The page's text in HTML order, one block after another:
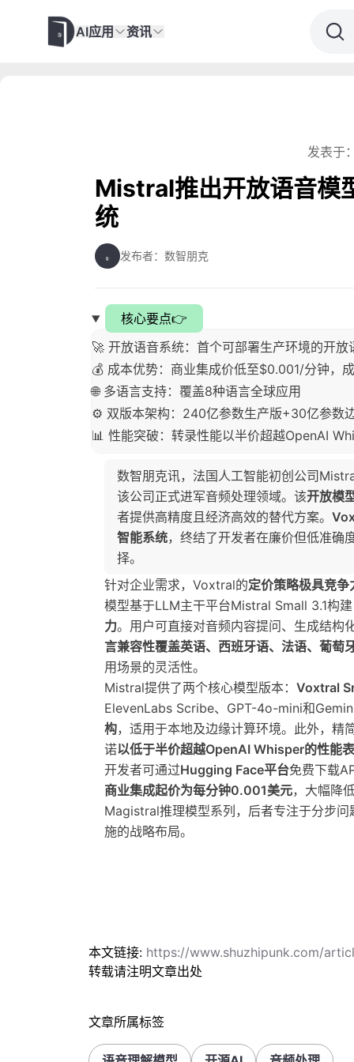
AI应用 资讯
发表于
Mistral推出开放语音模
统
发布者：数智朋克
核心要点👉
🚀 开放语音系统：首个可部署生产环境的开放
💰 成本优势：商业集成价低至$0.001/分钟，
🌐 多语言支持：覆盖8种语言全球应用
⚙️ 双版本架构：240亿参数生产版+30亿参数
📊 性能突破：转录性能以半价超越OpenAI
数智朋克讯，法国人工智能初创公司
该公司正式进军音频处理领域。该开放模
者提供高精度且经济高效的替代方案。
智能系统，终结了开发者在廉价但低准确
择。
针对企业需求，Voxtral的定价策略极具竞争
模型基于LLM主干平台Mistral Small 3.1构
力。用户可直接对音频内容提问、生成结构
言兼容性覆盖英语、西班牙语、法语、葡萄
用场景的灵活性。
Mistral提供了两个核心模型版本： Voxtral
ElevenLabs Scribe、GPT-4o-mini和
构，适用于本地及边缘计算环境。此外，
诺以低于半价超越OpenAI Whisper的性能
开发者可通过Hugging Face平台免费下载
商业集成起价为每分钟0.001美元，大幅降
Magistral推理模型系列，后者专注于分步
施的战略布局。
本文链接: https://www.shuzhipunk.com/
转载请注明文章出处
文章所属标签